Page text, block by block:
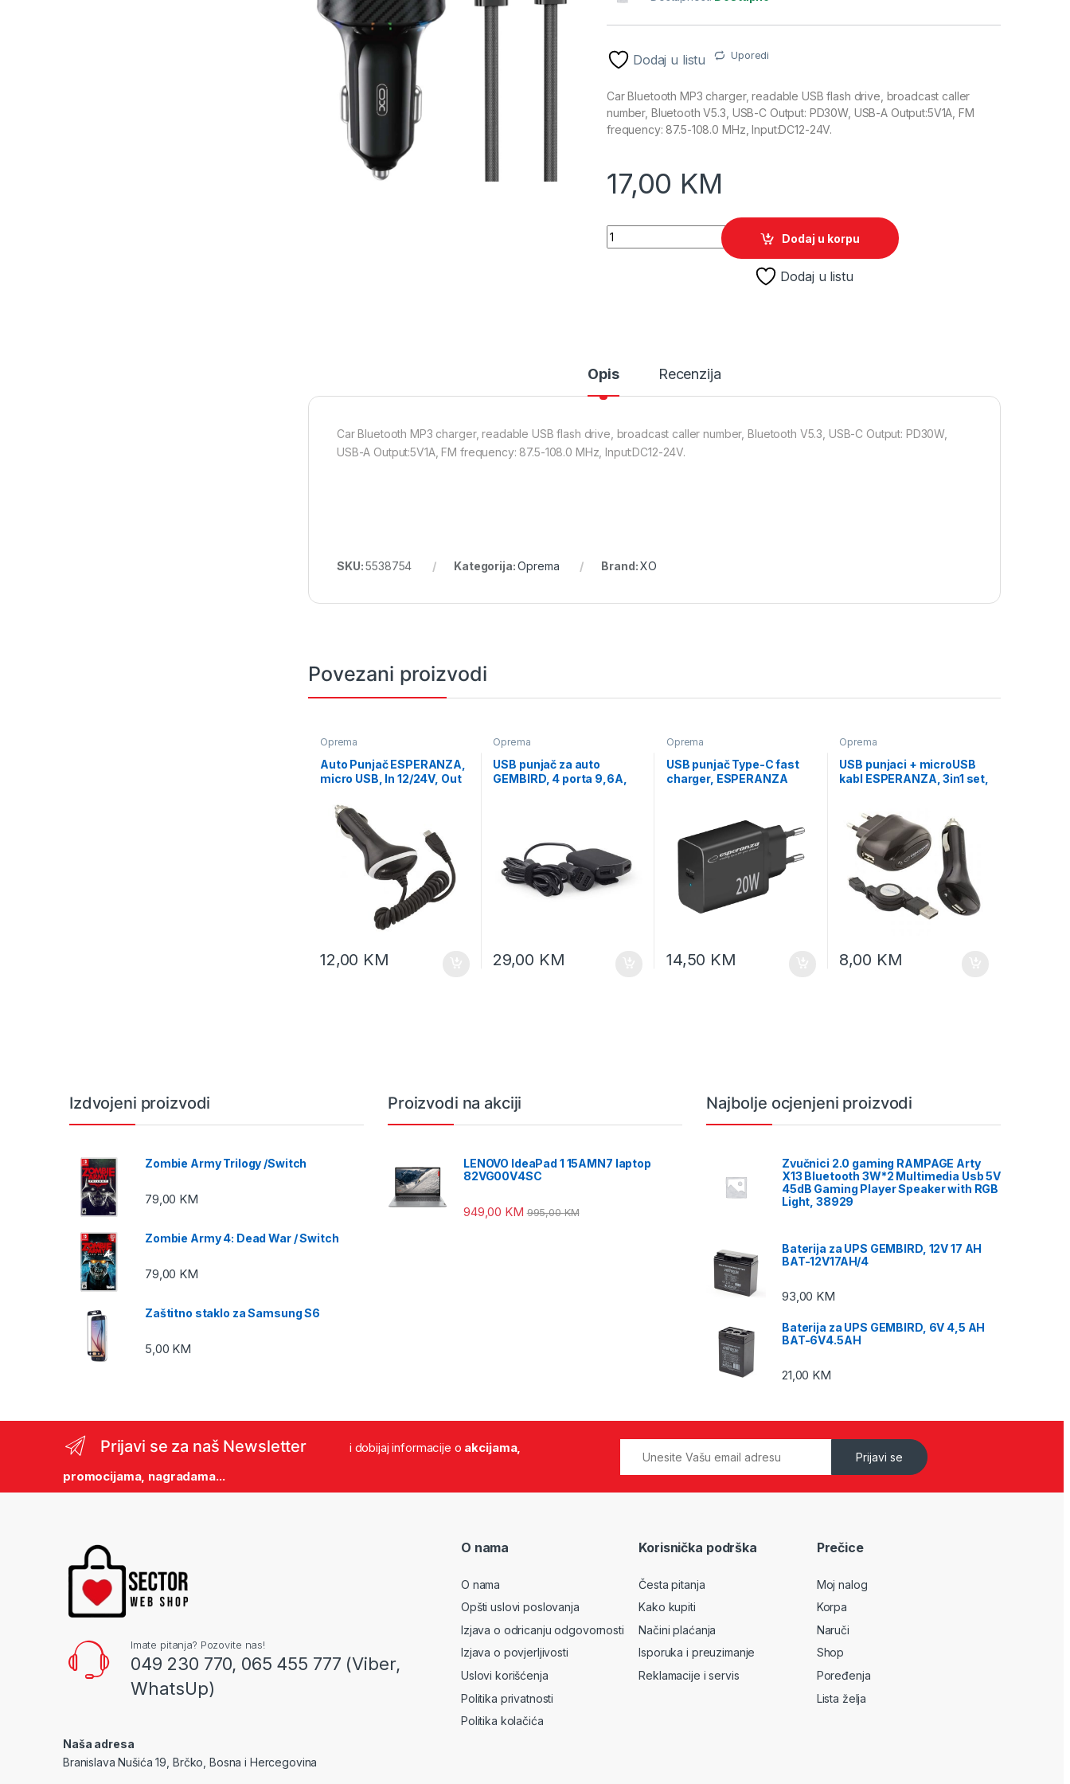
Dodaj u listu Uporedi
Car Bluetooth MP3 charger, readable USB flash drive, broadcast caller
number, Bluetooth V5.3, USB-C Output: PD30W, USB-A Output:5V1A, FM
frequency: 87.5-108.0 MHz, Input:DC12-24V.
17,00 KM
XO BCC17 FM Transmitter Bluetooth + Lightning Cable Q260A quantity
Dodaj u korpu
Dodaj u listu
Opis Recenzija
Car Bluetooth MP3 charger, readable USB flash drive, broadcast caller number, Bluetooth V5.3, USB-C Output: PD30W,
USB-A Output:5V1A, FM frequency: 87.5-108.0 MHz, Input:DC12-24V.
SKU:5538754 Kategorija:Oprema Brand:XO
Povezani proizvodi
Oprema
Auto Punjač ESPERANZA,
micro USB, In 12/24V, Out
12,00 KM
Oprema
USB punjač za auto
GEMBIRD, 4 porta 9,6A,
29,00 KM
Oprema
USB punjač Type-C fast
charger, ESPERANZA
14,50 KM
Oprema
USB punjaci + microUSB
kabl ESPERANZA, 3in1 set,
8,00 KM
Izdvojeni proizvodi
Zombie Army Trilogy /Switch
79,00 KM
Zombie Army 4: Dead War / Switch
79,00 KM
Zaštitno staklo za Samsung S6
5,00 KM
Proizvodi na akciji
LENOVO IdeaPad 1 15AMN7 laptop
82VG00V4SC
949,00 KM 995,00KM
Najbolje ocjenjeni proizvodi
Zvučnici 2.0 gaming RAMPAGE Arty
X13 Bluetooth 3W*2 Multimedia Usb 5V
45dB Gaming Player Speaker with RGB
Light, 38929
Baterija za UPS GEMBIRD, 12V 17 AH
BAT-12V17AH/4
93,00 KM
Baterija za UPS GEMBIRD, 6V 4,5 AH
BAT-6V4.5AH
21,00 KM
Prijavi se za naš Newsletter i dobijaj informacije o akcijama,
promocijama, nagradama...
Prijavi se
Imate pitanja? Pozovite nas!
049 230 770, 065 455 777 (Viber,
WhatsUp)
Naša adresa
Branislava Nušića 19, Brčko, Bosna i Hercegovina
O nama
O nama
Opšti uslovi poslovanja
Izjava o odricanju odgovornosti
Izjava o povjerljivosti
Uslovi korišćenja
Politika privatnosti
Politika kolačića
Korisnička podrška
Česta pitanja
Kako kupiti
Načini plaćanja
Isporuka i preuzimanje
Reklamacije i servis
Prečice
Moj nalog
Korpa
Naruči
Shop
Poređenja
Lista želja